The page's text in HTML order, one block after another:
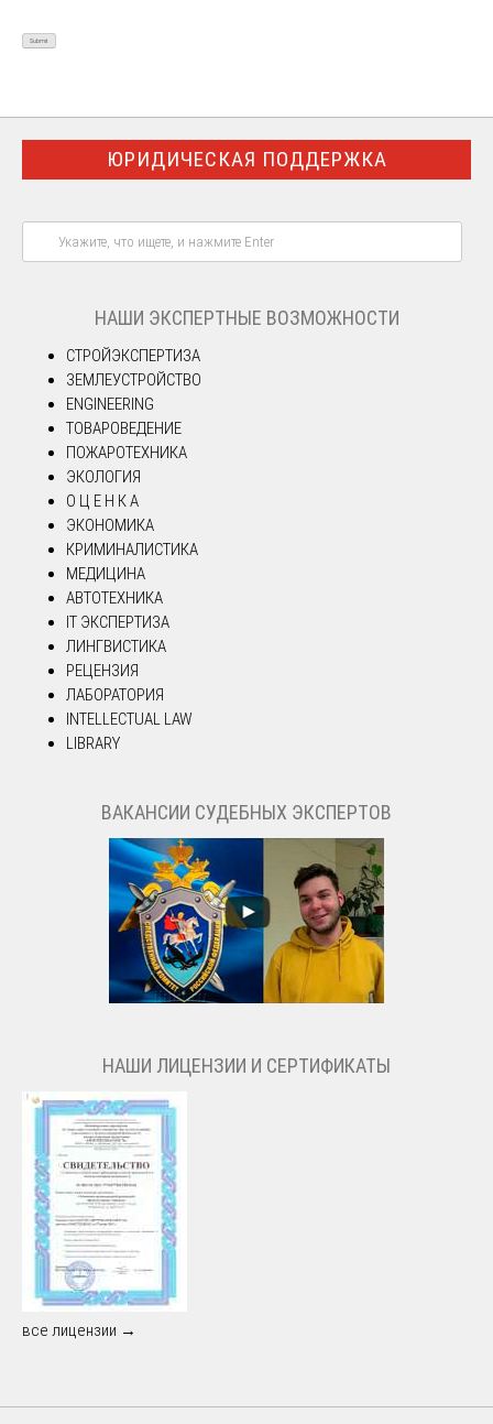
ЮРИДИЧЕСКАЯ ПОДДЕРЖКА
НАШИ ЭКСПЕРТНЫЕ ВОЗМОЖНОСТИ
СТРОЙЭКСПЕРТИЗА
ЗЕМЛЕУСТРОЙСТВО
ENGINEERING
ТОВАРОВЕДЕНИЕ
ПОЖАРОТЕХНИКА
ЭКОЛОГИЯ
О Ц Е Н К А
ЭКОНОМИКА
КРИМИНАЛИСТИКА
МЕДИЦИНА
АВТОТЕХНИКА
IT ЭКСПЕРТИЗА
ЛИНГВИСТИКА
РЕЦЕНЗИЯ
ЛАБОРАТОРИЯ
INTELLECTUAL LAW
LIBRARY
ВАКАНСИИ СУДЕБНЫХ ЭКСПЕРТОВ
НАШИ ЛИЦЕНЗИИ И СЕРТИФИКАТЫ
все лицензии →